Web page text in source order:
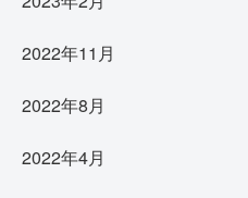
2022年11月
2022年8月
2022年4月